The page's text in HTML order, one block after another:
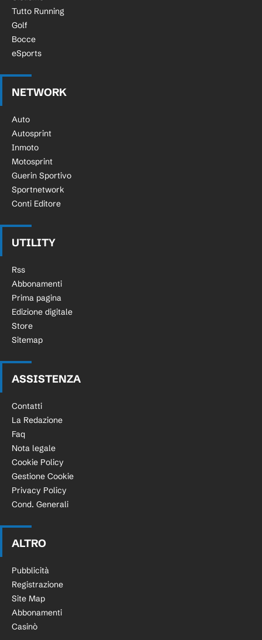
Tutto Running
Golf
Bocce
eSports
NETWORK
Auto
Autosprint
Inmoto
Motosprint
Guerin Sportivo
Sportnetwork
Conti Editore
UTILITY
Rss
Abbonamenti
Prima pagina
Edizione digitale
Store
Sitemap
ASSISTENZA
Contatti
La Redazione
Faq
Nota legale
Cookie Policy
Gestione Cookie
Privacy Policy
Cond. Generali
ALTRO
Pubblicità
Registrazione
Site Map
Abbonamenti
Casinò